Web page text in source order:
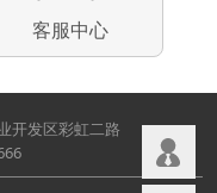
客服中心
开发区彩虹二路